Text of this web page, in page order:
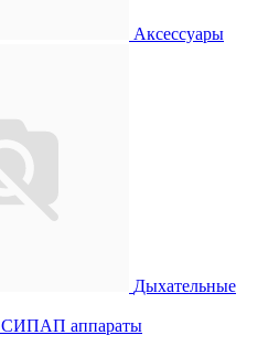
Аксессуары
Дыхательные
СИПАП аппараты